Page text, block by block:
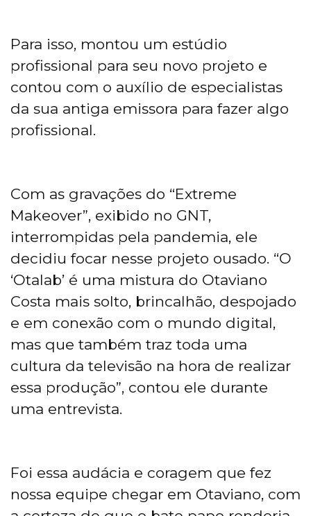
Para isso, montou um estúdio
profissional para seu novo projeto e
contou com o auxílio de especialistas
da sua antiga emissora para fazer algo
profissional.
Com as gravações do “Extreme
Makeover”, exibido no GNT,
interrompidas pela pandemia, ele
decidiu focar nesse projeto ousado. “O
‘Otalab’ é uma mistura do Otaviano
Costa mais solto, brincalhão, despojado
e em conexão com o mundo digital,
mas que também traz toda uma
cultura da televisão na hora de realizar
essa produção”, contou ele durante
uma entrevista.
Foi essa audácia e coragem que fez
nossa equipe chegar em Otaviano, com